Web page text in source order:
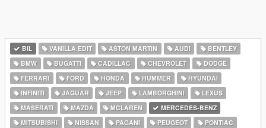
BIL VANILLA EDIT ASTON MARTIN AUDI
BENTLEY
BMW
BUGATTI CADILLAC CHEVROLET
DODGE
FERRARI
FORD HONDA HUMMER
HYUNDAI
INFINITI
JAGUAR JEEP LAMBORGHINI
LEXUS
MASERATI
MAZDA MCLAREN
MERCEDES-BENZ
MITSUBISHI
NISSAN PAGANI PEUGEOT
PONTIAC